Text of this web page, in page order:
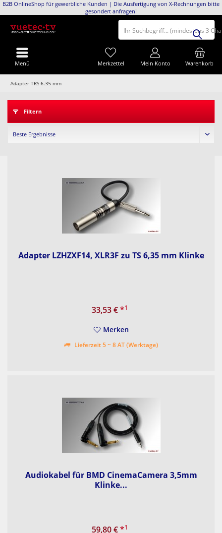
B2B OnlineShop für gewerbliche Kunden | Die Ausfertigung von X-Rechnungen bitte
gesondert anfragen!
Ihr Suchbegriff... (mindestens 3
Warenkorb
Merkzettel Mein Konto
Menü
Adapter TRS 6.35 mm
Filtern
Adapter LZHZXF14, XLR3F zu TS 6,35 mm Klinke
33,53 €*1
Merken
Lieferzeit 5 ~ 8 AT (Werktage)
Audiokabel für BMD CinemaCamera 3,5mm
Klinke...
59,80 €*1